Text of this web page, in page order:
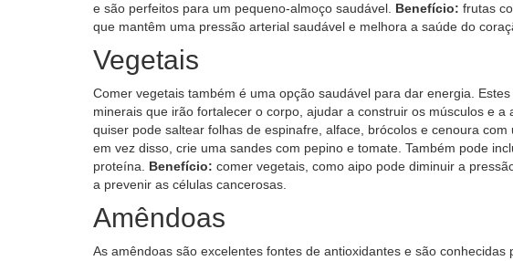
e são perfeitos para um pequeno-almoço saudável. Benefício: frutas
que mantêm uma pressão arterial saudável e melhora a saúde do
Vegetais
Comer vegetais também é uma opção saudável para dar energia.
minerais que irão fortalecer o corpo, ajudar a construir os músculos e a
quiser pode saltear folhas de espinafre, alface, brócolos e cenoura
em vez disso, crie uma sandes com pepino e tomate. Também pode
proteína. Benefício: comer vegetais, como aipo pode diminuir a
a prevenir as células cancerosas.
Amêndoas
As amêndoas são excelentes fontes de antioxidantes e são